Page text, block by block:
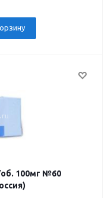
100мг №60